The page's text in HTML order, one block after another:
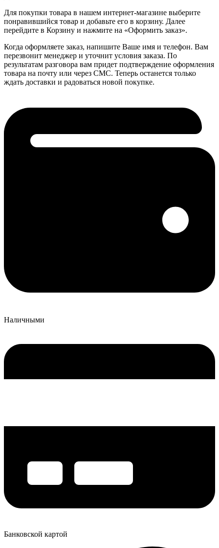
Для покупки товара в нашем интернет-магазине выберите
понравившийся товар и добавьте его в корзину. Далее
перейдите в Корзину и нажмите на «Оформить заказ».
Когда оформляете заказ, напишите Ваше имя и телефон. Вам
перезвонит менеджер и уточнит условия заказа. По
результатам разговора вам придет подтверждение оформления
товара на почту или через СМС. Теперь останется только
ждать доставки и радоваться новой покупке.
Наличными
Банковской картой